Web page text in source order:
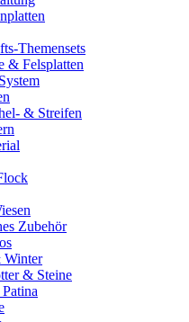
Themensets
& Felsplatten
& Streifen
Zubehör
Winter
& Steine